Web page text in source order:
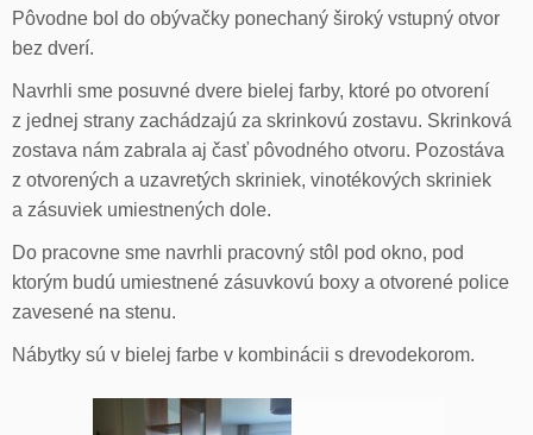
Pôvodne bol do obývačky ponechaný široký vstupný otvor
bez dverí.
Navrhli sme posuvné dvere bielej farby, ktoré po otvorení
z jednej strany zachádzajú za skrinkovú zostavu. Skrinková
zostava nám zabrala aj časť pôvodného otvoru. Pozostáva
z otvorených a uzavretých skriniek, vinotékových skriniek
a zásuviek umiestnených dole.
Do pracovne sme navrhli pracovný stôl pod okno, pod
ktorým budú umiestnené zásuvkovú boxy a otvorené police
zavesené na stenu.
Nábytky sú v bielej farbe v kombinácii s drevodekorom.